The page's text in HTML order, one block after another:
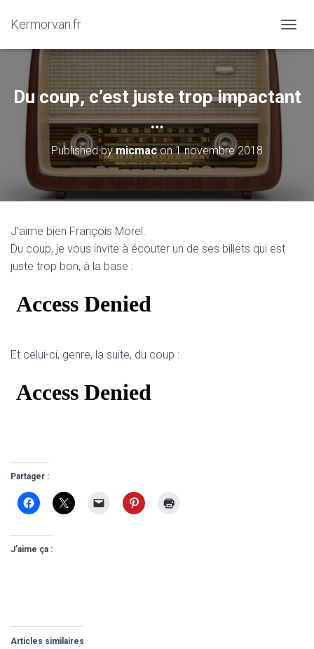
Kermorvan.fr
Du coup, c’est juste trop impactant
…
Published bymicmacon1 novembre 2018
J’aime bien François Morel.
Du coup, je vous invite à écouter un de ses billets qui est
juste trop bon, à la base :
Et celui-ci, genre, la suite, du coup :
Partager :
J’aime ça :
Articles similaires